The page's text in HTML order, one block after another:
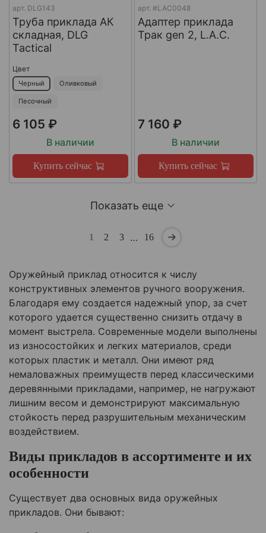
арт. DLG143
Труба приклада АК
складная, DLG
Tactical
Цвет
Черный Оливковый
Песочный
6 105 ₽
В наличии
Купить сейчас
арт. #LAC0048
Адаптер приклада
Трак gen 2, L.A.C.
7 160 ₽
В наличии
Купить сейчас
Показать еще
1 2 3 … 16
Оружейный приклад относится к числу
конструктивных элементов ручного вооружения.
Благодаря ему создается надежный упор, за счет
которого удается существенно снизить отдачу в
момент выстрела. Современные модели выполнены
из износостойких и легких материалов, среди
которых пластик и металл. Они имеют ряд
немаловажных преимуществ перед классическими
деревянными прикладами, например, не нагружают
лишним весом и демонстрируют максимальную
стойкость перед разрушительным механическим
воздействием.
Виды прикладов в ассортименте и их
особенности
Существует два основных вида оружейных
прикладов. Они бывают: